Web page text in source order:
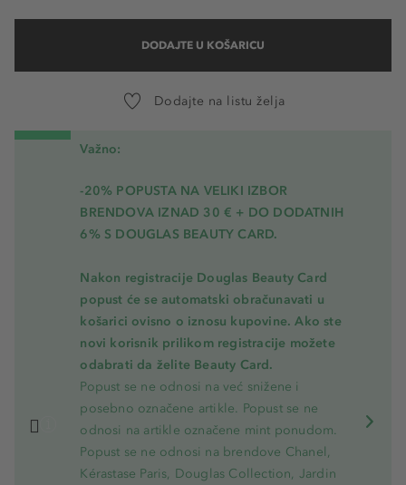
DODAJTE U KOŠARICU
Dodajte na listu želja
Važno:
-20% POPUSTA NA VELIKI IZBOR
BRENDOVA IZNAD 30 € + DO DODATNIH
6% S DOUGLAS BEAUTY CARD.
Nakon registracije Douglas Beauty Card
popust će se automatski obračunavati u
košarici ovisno o iznosu kupovine. Ako ste
novi korisnik prilikom registracije možete
odabrati da želite Beauty Card.
Popust se ne odnosi na već snižene i
posebno označene artikle. Popust se ne
odnosi na artikle označene mint ponudom.
Popust se ne odnosi na brendove Chanel,
Kérastase Paris, Douglas Collection, Jardin